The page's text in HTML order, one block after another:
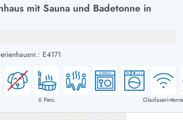
mit Sauna und Badetonne in
E4171
6Pers.